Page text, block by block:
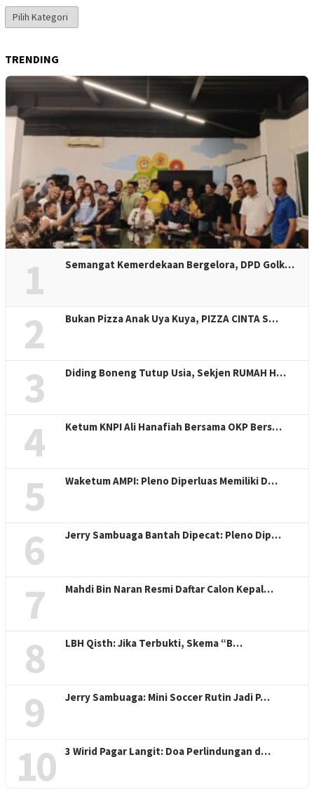
Kategori
Berita
TRENDING
1 Semangat Kemerdekaan Bergelora, DPD Golk…
2 Bukan Pizza Anak Uya Kuya, PIZZA CINTA S…
3 Diding Boneng Tutup Usia, Sekjen RUMAH H…
4 Ketum KNPI Ali Hanafiah Bersama OKP Bers…
5 Waketum AMPI: Pleno Diperluas Memiliki D…
6 Jerry Sambuaga Bantah Dipecat: Pleno Dip…
7 Mahdi Bin Naran Resmi Daftar Calon Kepal…
8 LBH Qisth: Jika Terbukti, Skema “B…
9 Jerry Sambuaga: Mini Soccer Rutin Jadi P…
10 3 Wirid Pagar Langit: Doa Perlindungan d…